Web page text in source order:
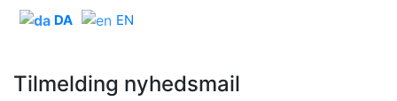
DA EN
Tilmelding nyhedsmail